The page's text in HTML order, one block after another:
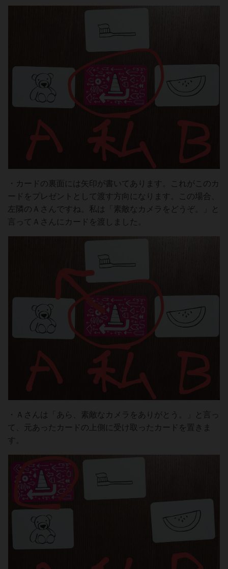
・カードの裏面には矢印が書いてあります。これがこのカ
ードをプレゼントとして渡す方向になります。この場合、
左隣のＡさんですね。私は「素敵なカメラをどうぞ。」と
言ってＡさんにカードを渡しました。
・Ａさんは「あら、素敵なカメラをありがとう。」と言っ
て、元あったカードの上側に受け取ったカードを置きま
す。